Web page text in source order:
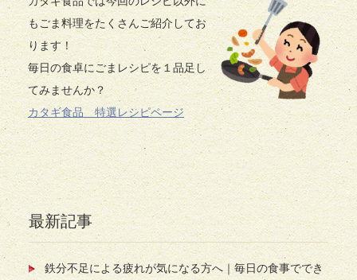
もごま料理をたくさんご紹介してお
ります！
毎日の食卓にごまレシピを１品足し
てみませんか？
カタギ食品 特選レシピページ
最新記事
鉄分不足による疲れが気になる方へ｜毎日の食事ででき